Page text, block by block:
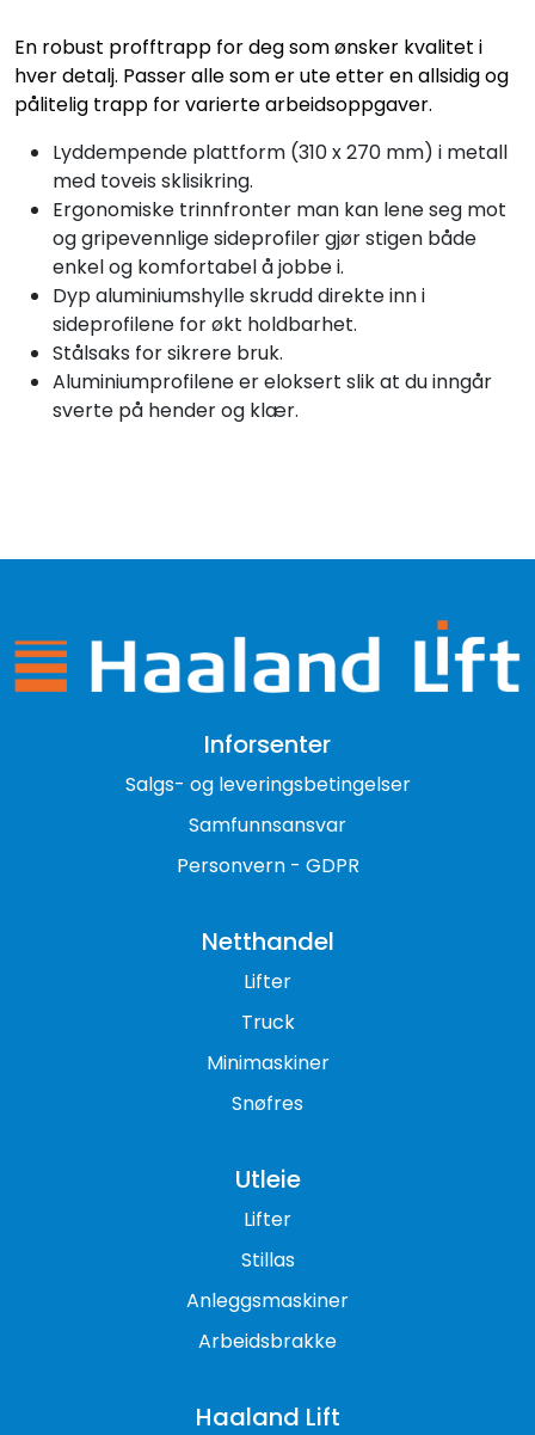
En robust profftrapp for deg som ønsker kvalitet i
hver detalj. Passer alle som er ute etter en allsidig og
pålitelig trapp for varierte arbeidsoppgaver.
Lyddempende plattform (310 x 270 mm) i metall
med toveis sklisikring.
Ergonomiske trinnfronter man kan lene seg mot
og gripevennlige sideprofiler gjør stigen både
enkel og komfortabel å jobbe i.
Dyp aluminiumshylle skrudd direkte inn i
sideprofilene for økt holdbarhet.
Stålsaks for sikrere bruk.
Aluminiumprofilene er eloksert slik at du inngår
sverte på hender og klær.
Inforsenter
Salgs- og leveringsbetingelser
Samfunnsansvar
Personvern - GDPR
Netthandel
Lifter
Truck
Minimaskiner
Snøfres
Utleie
Lifter
Stillas
Anleggsmaskiner
Arbeidsbrakke
Haaland Lift